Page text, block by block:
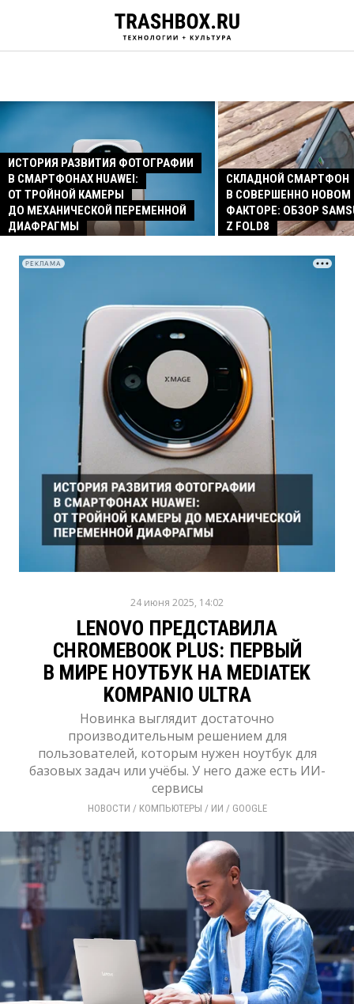
ИСТОРИЯ РАЗВИТИЯ ФОТОГРАФИИ
В СМАРТФОНАХ HUAWEI:
ОТ ТРОЙНОЙ КАМЕРЫ
ДО МЕХАНИЧЕСКОЙ ПЕРЕМЕННОЙ
ДИАФРАГМЫ
СКЛАДНОЙ СМАРТФОН
В СОВЕРШЕННО
ФАКТОРЕ: ОБЗОР
Z FOLD8
РЕКЛАМА
24 июня 2025, 14:02
LENOVO ПРЕДСТАВИЛА
CHROMEBOOK PLUS: ПЕРВЫЙ
В МИРЕ НОУТБУК НА MEDIATEK
KOMPANIO ULTRA
Новинка выглядит достаточно
производительным решением для
пользователей, которым нужен ноутбук для
базовых задач или учёбы. У него даже есть ИИ-
сервисы
НОВОСТИ / КОМПЬЮТЕРЫ / ИИ / GOOGLE